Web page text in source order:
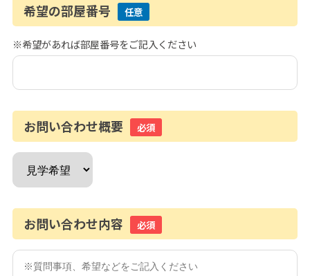
希望の部屋番号 任意
※希望があれば部屋番号をご記入ください
お問い合わせ概要 必須
お問い合わせ内容 必須